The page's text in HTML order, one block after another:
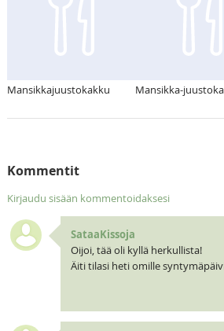
Mansikkajuustokakku Mansikka-
Kommentit
Kirjaudu sisään kommentoidaksesi
SataaKissoja
Oijoi, tää oli kyllä herkullista!
Äiti tilasi heti omille